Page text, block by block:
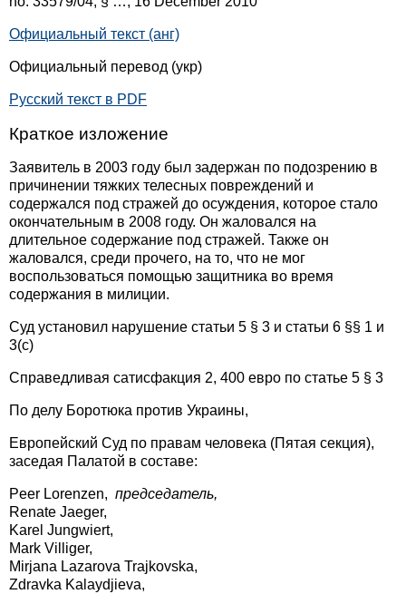
Официальный текст (анг)
Официальный перевод (укр)
Русский текст в PDF
Краткое изложение
Заявитель в 2003 году был задержан по подозрению в
причинении тяжких телесных повреждений и
содержался под стражей до осуждения, которое стало
окончательным в 2008 году. Он жаловался на
длительное содержание под стражей. Также он
жаловался, среди прочего, на то, что не мог
воспользоваться помощью защитника во время
содержания в милиции.
Суд установил нарушение статьи 5 § 3 и статьи 6 §§ 1 и
3(c)
Справедливая сатисфакция 2, 400 евро по статье 5 § 3
По делу Боротюка против Украины,
Европейский Суд по правам человека (Пятая секция),
заседая Палатой в составе:
Peer Lorenzen, председатель,
Renate Jaeger,
Karel Jungwiert,
Mark Villiger,
Mirjana Lazarova Trajkovska,
Zdravka Kalaydjieva,